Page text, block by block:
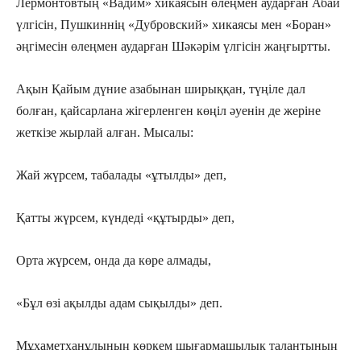
Лермонтовтың «Вадим» хикаясын өлеңмен аударған Абай
үлгісін, Пушкиннің «Дубровский» хикаясы мен «Боран»
әңгімесін өлеңмен аударған Шәкәрім үлгісін жаңғыртты.
Ақын Қайым дүние азабынан ширыққан, түңіле дал
болған, қайсарлана жігерленген көңіл әуенін де жеріне
жеткізе жырлай алған. Мысалы:
Жай жүрсем, табалады «ұтылды» деп,
Қатты жүрсем, күндеді «құтырды» деп,
Орта жүрсем, онда да көре алмады,
«Бұл өзі ақылды адам сықылды» деп.
Мұхаметханұлының көркем шығармашылық талантының